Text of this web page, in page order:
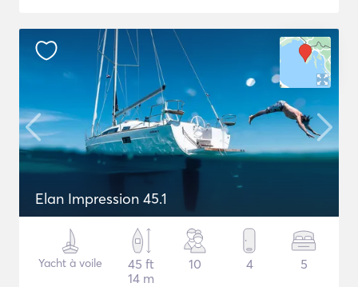
Elan Impression 45.1
Yacht à voile
45 ft
14 m
10 4 5